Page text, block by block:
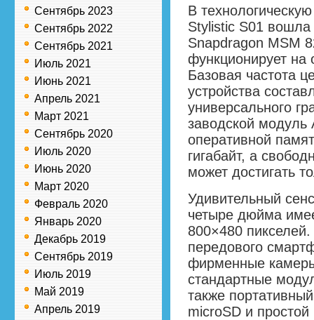
Сентябрь 2023
Сентябрь 2022
Сентябрь 2021
Июль 2021
Июнь 2021
Апрель 2021
Март 2021
Сентябрь 2020
Июль 2020
Июнь 2020
Март 2020
Февраль 2020
Январь 2020
Декабрь 2019
Сентябрь 2019
Июль 2019
Май 2019
Апрель 2019
В
Stylistic S01
Snapdragon MSM
функционирует
Базовая частота
устройства
универсального
заводской
оперативной
гигабайт, а
может достигать
Удивительный
четыре дюйма
800×480
передового
фирменные
стандартные
также
microSD и